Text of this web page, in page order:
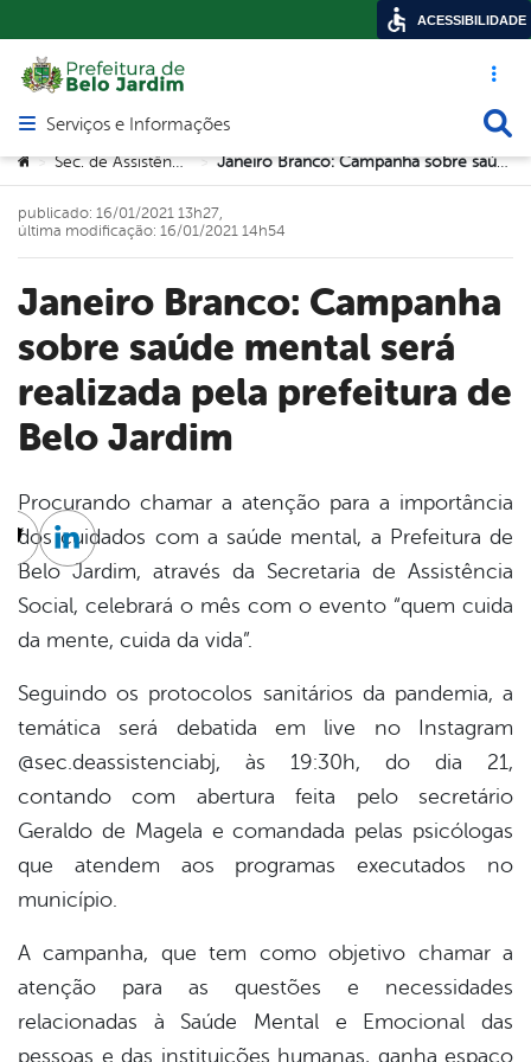
Acesso
Abrir menu principal de navegação
Serviços e Informações
Você está aqui:
> Sec. de Assistência Social > Janeiro Branco: Campanha sobre saúde mental será realizada pela prefeitura de Belo Jardim
Janeiro Branco: Campanha
sobre saúde mental será
realizada pela prefeitura de
Belo Jardim
publicado: 16/01/2021 13h27,
última modificação: 16/01/2021 14h54
Procurando chamar a atenção para a importância
dos cuidados com a saúde mental, a Prefeitura de
Belo Jardim, através da Secretaria de Assistência
Social, celebrará o mês com o evento “quem cuida
da mente, cuida da vida”.
Seguindo os protocolos sanitários da pandemia, a
temática será debatida em live no Instagram
@sec.deassistenciabj, às 19:30h, do dia 21,
contando com abertura feita pelo secretário
Geraldo de Magela e comandada pelas psicólogas
que atendem aos programas executados no
município.
A campanha, que tem como objetivo chamar a
atenção para as questões e necessidades
relacionadas à Saúde Mental e Emocional das
pessoas e das instituições humanas, ganha espaço
Twitter
Linkedin
ACESSIBILIDADE